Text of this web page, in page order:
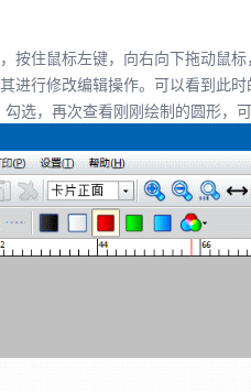
按住鼠标左键，向右向下拖动鼠
进行修改编辑操作。可以看到此
选，再次查看刚刚绘制的圆形，